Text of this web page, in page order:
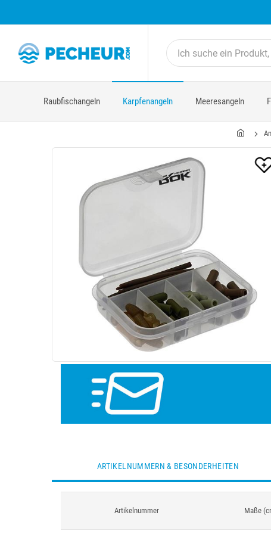
Raubfischangeln Karpfenangeln Meeresangeln
ARTIKELNUMMERN & BESONDERHEITEN
Artikelnummer Maße